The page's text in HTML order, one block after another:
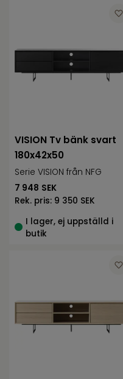
VISION Tv bänk svart
180x42x50
Serie VISION från NFG
7 948 SEK
Rek. pris: 9 350 SEK
I lager, ej uppställd i
butik